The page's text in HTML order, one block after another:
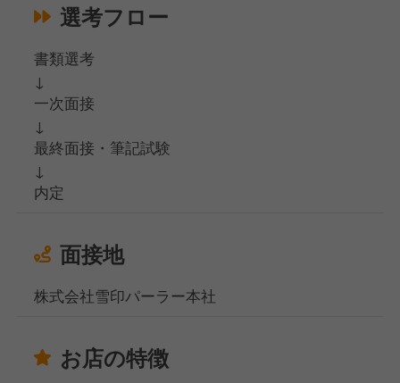
選考フロー
書類選考
↓
一次面接
↓
最終面接・筆記試験
↓
内定
面接地
株式会社雪印パーラー本社
お店の特徴